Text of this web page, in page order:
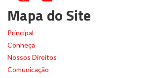
Mapa do Site
Principal
Conheça
Nossos Direitos
Comunicação